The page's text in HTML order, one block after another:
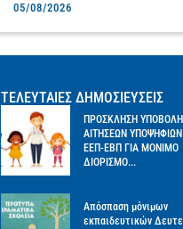
05/08/2026
ΤΕΛΕΥΤΑΙΕΣ ΔΗΜΟΣΙΕΥΣΕΙΣ
ΠΡΟΣΚΛΗΣΗ
ΑΙΤΗΣΕΩΝ
ΕΕΠ-ΕΒΠ ΓΙΑ ΜΟΝΙΜΟ
ΔΙΟΡΙΣΜΟ...
Απόσπαση μόνιμων
εκπαιδευτικών